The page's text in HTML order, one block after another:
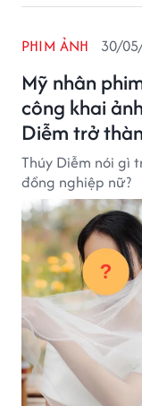
Mỹ nhân
công khai
Diễm trở
PHIM ẢNH 30/
Thúy Diễm nói gì
đồng nghiệp nữ?